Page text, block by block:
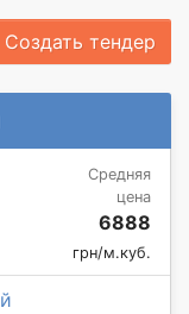
Создать тендер
Средняя
цена
6888
грн/м.куб.